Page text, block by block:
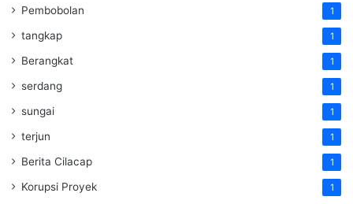
Pembobolan 1
tangkap 1
Berangkat 1
serdang 1
sungai 1
terjun 1
Berita Cilacap 1
Korupsi Proyek 1